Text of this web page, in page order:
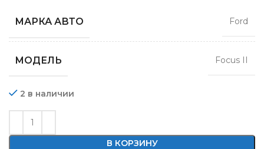
МАРКА АВТО Ford
МОДЕЛЬ Focus II
2 в наличии
В КОРЗИНУ